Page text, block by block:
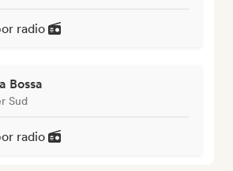
radio
Bossa
Sud
radio